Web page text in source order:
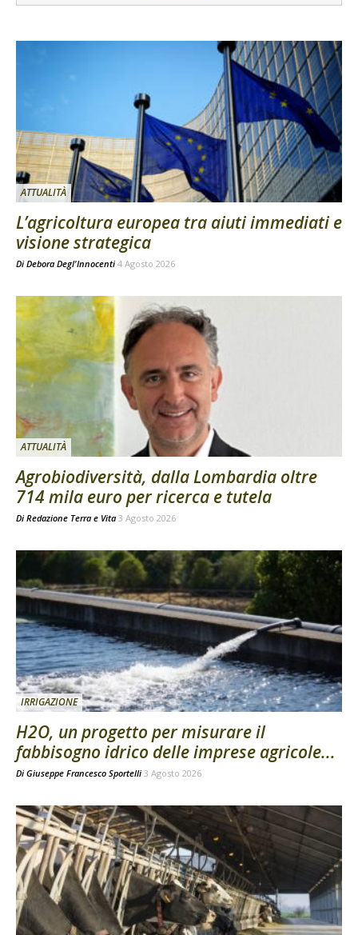
ATTUALITÀ
L’agricoltura europea tra aiuti immediati e
visione strategica
Di Debora Degl'Innocenti 4 Agosto 2026
ATTUALITÀ
Agrobiodiversità, dalla Lombardia oltre
714 mila euro per ricerca e tutela
Di Redazione Terra e Vita 3 Agosto 2026
IRRIGAZIONE
H2O, un progetto per misurare il
fabbisogno idrico delle imprese agricole...
Di Giuseppe Francesco Sportelli 3 Agosto 2026